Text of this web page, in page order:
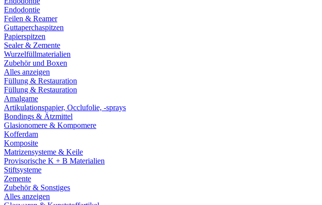
Endodontie
Feilen & Reamer
Guttaperchaspitzen
Papierspitzen
Sealer & Zemente
Wurzelfüllmaterialien
Zubehör und Boxen
Alles anzeigen
Füllung & Restauration
Füllung & Restauration
Amalgame
Artikulationspapier, Occlufolie, -sprays
Bondings & Ätzmittel
Glasionomere & Kompomere
Kofferdam
Komposite
Matrizensysteme & Keile
Provisorische K + B Materialien
Stiftsysteme
Zemente
Zubehör & Sonstiges
Alles anzeigen